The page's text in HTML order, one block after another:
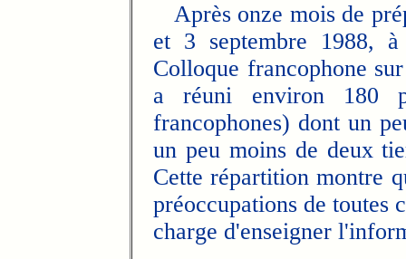
Après onze mois de
et 3 septembre 1988,
Colloque francophone
a réuni environ 180
francophones) dont un
un peu moins de deux
Cette répartition montre
préoccupations de toutes
charge d'enseigner